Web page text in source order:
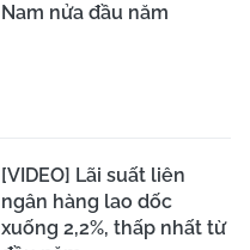
Nam nửa đầu năm
[VIDEO] Lãi suất liên
ngân hàng lao dốc
xuống 2,2%, thấp nhất từ